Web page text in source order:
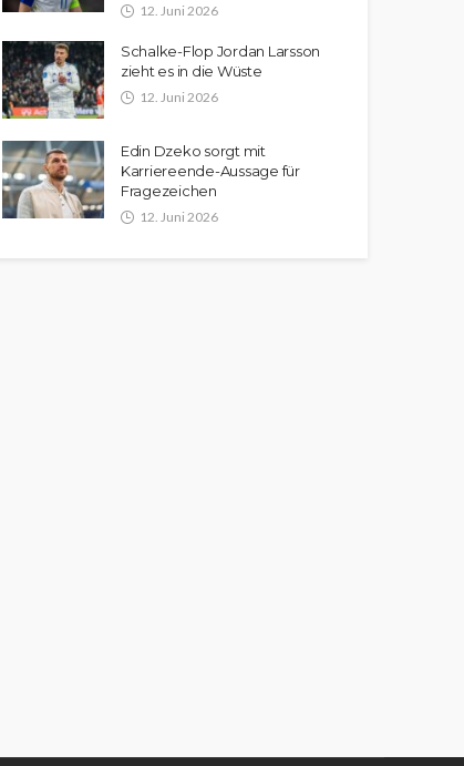
12. Juni 2026
Schalke-Flop Jordan Larsson
zieht es in die Wüste
12. Juni 2026
Edin Dzeko sorgt mit
Karriereende-Aussage für
Fragezeichen
12. Juni 2026